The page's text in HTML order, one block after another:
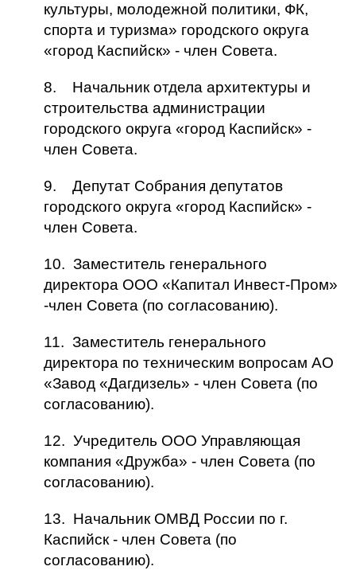
культуры, молодежной политики, ФК,
спорта и туризма» городского округа
«город Каспийск» - член Совета.
8. Начальник отдела архитектуры и
строительства администрации
городского округа «город Каспийск» -
член Совета.
9. Депутат Собрания депутатов
городского округа «город Каспийск» -
член Совета.
10. Заместитель генерального
директора ООО «Капитал Инвест-Пром»
-член Совета (по согласованию).
11. Заместитель генерального
директора по техническим вопросам АО
«Завод «Дагдизель» - член Совета (по
согласованию).
12. Учредитель ООО Управляющая
компания «Дружба» - член Совета (по
согласованию).
13. Начальник ОМВД России по г.
Каспийск - член Совета (по
согласованию).